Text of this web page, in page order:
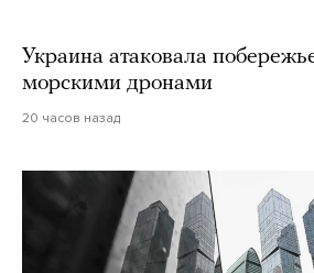
Украина атаковала
морскими дронами
20 часов назад